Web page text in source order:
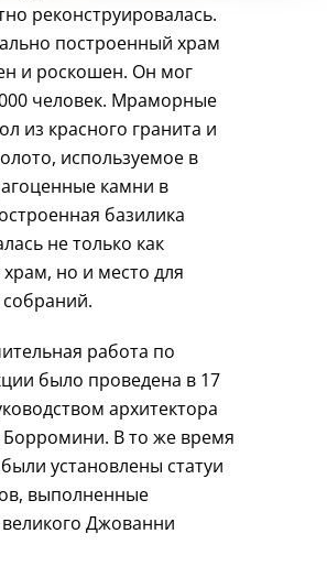
реконструировалась.
построенный храм
и роскошен. Он мог
человек. Мраморные
из красного гранита и
используемое в
камни в
базилика
не только как
но и место для
работа по
было проведена в 17
архитектора
В то же время
установлены статуи
выполненные
Джованни